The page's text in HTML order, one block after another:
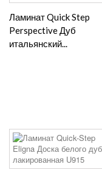
Ламинат Quick Step
Perspective Дуб
итальянский...